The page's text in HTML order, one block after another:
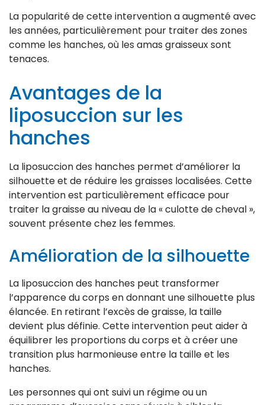
La popularité de cette intervention a augmenté avec
les années, particulièrement pour traiter des zones
comme les hanches, où les amas graisseux sont
tenaces.
Avantages de la
liposuccion sur les
hanches
La liposuccion des hanches permet d’améliorer la
silhouette et de réduire les graisses localisées. Cette
intervention est particulièrement efficace pour
traiter la graisse au niveau de la « culotte de cheval »,
souvent présente chez les femmes.
Amélioration de la silhouette
La liposuccion des hanches peut transformer
l’apparence du corps en donnant une silhouette plus
élancée. En retirant l’excès de graisse, la taille
devient plus définie. Cette intervention peut aider à
équilibrer les proportions du corps et à créer une
transition plus harmonieuse entre la taille et les
hanches.
Les personnes qui ont suivi un régime ou un